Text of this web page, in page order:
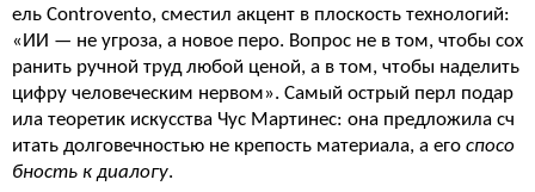
ель Controvento, сместил акцент в плоскость технологий:
«ИИ — не угроза, а новое перо. Вопрос не в том, чтобы сох
ранить ручной труд любой ценой, а в том, чтобы наделить
цифру человеческим нервом». Самый острый перл подар
ила теоретик искусства Чус Мартинес: она предложила сч
итать долговечностью не крепость материала, а его спосо
бность к диалогу.